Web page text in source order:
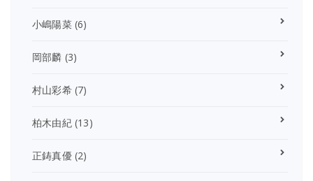
小嶋陽菜(6)
岡部麟 (3)
村山彩希(7)
柏木由紀(13)
正鋳真優(2)